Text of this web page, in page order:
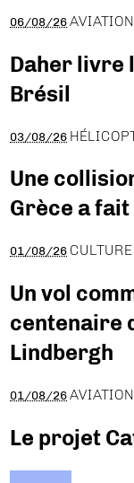
06/08/26
Daher livre
Brésil
03/08/26
Une
Grèce a
01/08/26
Un vol
centenaire
Lindbergh
01/08/26
Le projet